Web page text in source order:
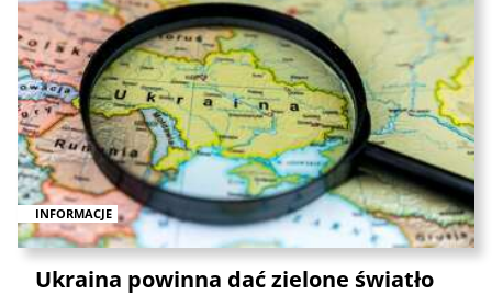
INFORMACJE
Ukraina powinna dać zielone światło